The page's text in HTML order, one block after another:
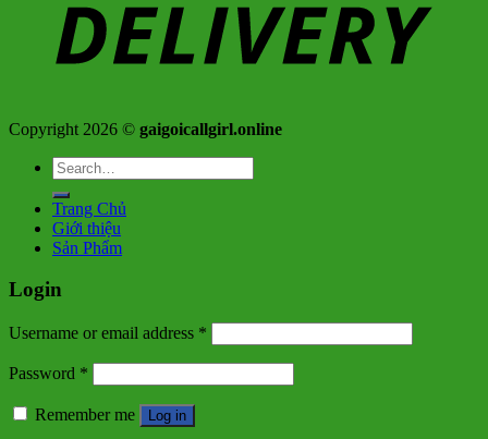
Copyright 2026 © gaigoicallgirl.online
Search
for:
Trang Chủ
Giới thiệu
Sản Phẩm
Login
Username or email address *
Password *
Remember me Log in